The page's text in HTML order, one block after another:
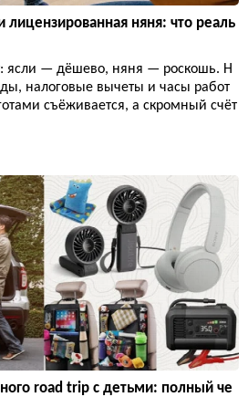
лицензированная няня: что реаль
ясли — дёшево, няня — роскошь. Н
налоговые вычеты и часы работ
съёживается, а скромный счёт
road trip с детьми: полный че